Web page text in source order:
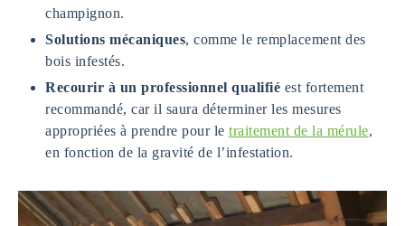
champignon.
Solutions mécaniques, comme le remplacement des
bois infestés.
Recourir à un professionnel qualifié est fortement
recommandé, car il saura déterminer les mesures
appropriées à prendre pour le traitement de la mérule,
en fonction de la gravité de l’infestation.